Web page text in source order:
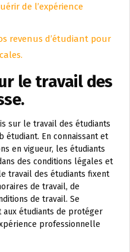
de l’expérience
revenus d’étudiant pour
le travail des
sur le travail des étudiants
étudiant. En connaissant et
en vigueur, les étudiants
des conditions légales et
travail des étudiants fixent
de travail, de
de travail. Se
étudiants de protéger
professionnelle